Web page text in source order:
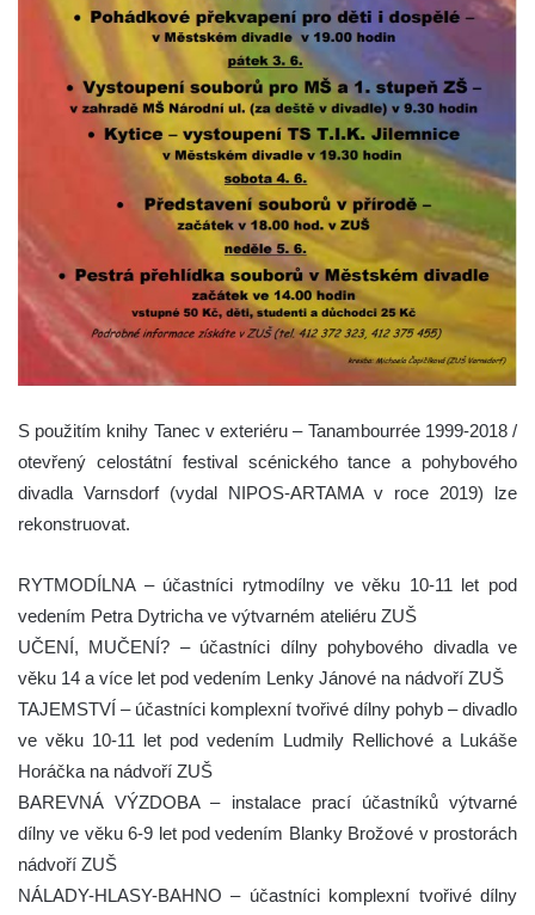
S použitím knihy Tanec v exteriéru – Tanambourrée 1999-2018 /
otevřený celostátní festival scénického tance a pohybového
divadla Varnsdorf (vydal NIPOS-ARTAMA v roce 2019) lze
rekonstruovat.
RYTMODÍLNA – účastníci rytmodílny ve věku 10-11 let pod
vedením Petra Dytricha ve výtvarném ateliéru ZUŠ
UČENÍ, MUČENÍ? – účastníci dílny pohybového divadla ve
věku 14 a více let pod vedením Lenky Jánové na nádvoří ZUŠ
TAJEMSTVÍ – účastníci komplexní tvořivé dílny pohyb – divadlo
ve věku 10-11 let pod vedením Ludmily Rellichové a Lukáše
Horáčka na nádvoří ZUŠ
BAREVNÁ VÝZDOBA – instalace prací účastníků výtvarné
dílny ve věku 6-9 let pod vedením Blanky Brožové v prostorách
nádvoří ZUŠ
NÁLADY-HLASY-BAHNO – účastníci komplexní tvořivé dílny